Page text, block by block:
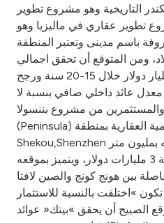
Kingdom of Bahrain
التاريخية وهو مشروع تطوير
تطوير عقاري في ماليزيا وهو
باسم مدينى وتعتبر المنطقة
ومن المتوقع أن تحقق اجمالي
قيمة تطويرية تتجاوز 20 مليار دولار خلال 15-20 سنة ورجح
عائد داخلي صافي بنسبة لا
»بيتك« والمستثمرين من مشروع بننسولا
(Peninsula) وهو أكبر مشروع للتنمية العقارية بمنطقة
Shekou,Shenzhen في الصين، تقدر مساحته بمليون متر
مربع، وتبلغ تكلفته الاجمالية 3 مليارات دولار، ويتميز بموقعه
بين هونج كونج والصين لافتا
»اختلفت بالنسبة للاستثمار
الصبيح أن يحقق »بيتك« عوائد